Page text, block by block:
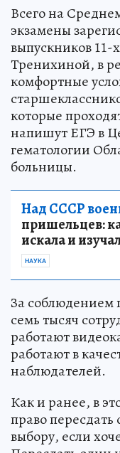
Всего на
экзамены
выпускников 11-
Тренихиной, в
комфортные
которые
напишут ЕГЭ в
гематологии
больницы.
Над СССР
пришельцев:
искала и
НАУКА
За соблюдением
семь тысяч
работают
работают в
наблюдателей.
Как и ранее, в
право
выбору, если